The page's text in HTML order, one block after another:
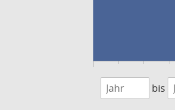
1781
bis